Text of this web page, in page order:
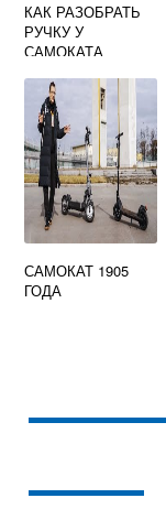
КАК РАЗОБРАТЬ
РУЧКУ У
САМОКАТА
САМОКАТ 1905
ГОДА